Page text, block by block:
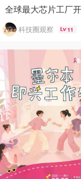
全球最大芯片工厂
科技圈观察 11